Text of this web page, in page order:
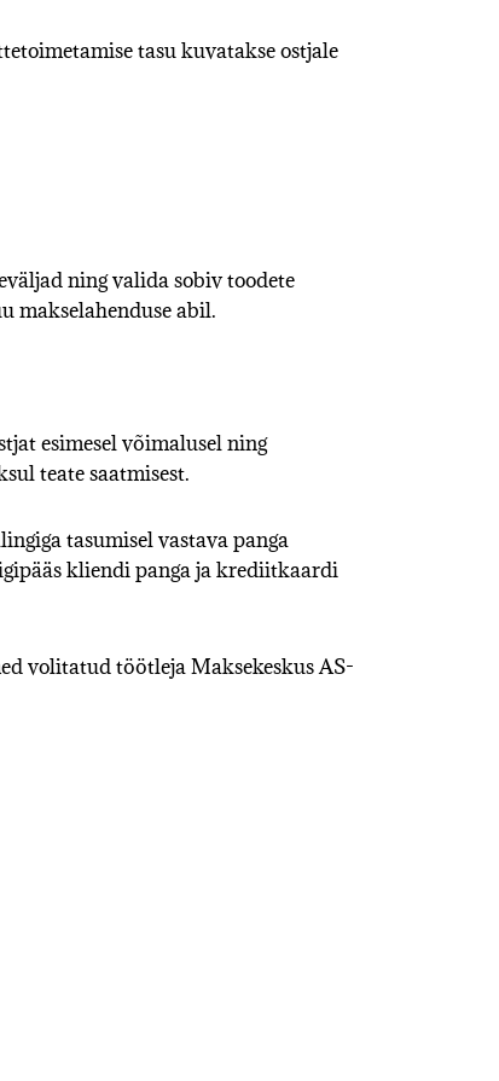
tasu kuvatakse ostjale
ning valida sobiv toodete
makselahenduse abil.
esimesel võimalusel ning
teate saatmisest.
tasumisel vastava panga
kliendi panga ja krediitkaardi
volitatud töötleja Maksekeskus AS-